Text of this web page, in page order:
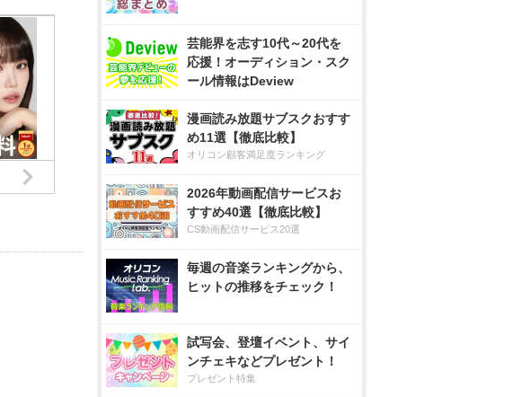
芸能界を志す10代～20代を
応援！オーディション・スク
ール情報はDeview
漫画読み放題サブスクおすす
め11選【徹底比較】
オリコン顧客満足度ランキング
2026年動画配信サービスお
すすめ40選【徹底比較】
CS動画配信サービス20選
毎週の音楽ランキングから、
ヒットの推移をチェック！
試写会、登壇イベント、サイ
ンチェキなどプレゼント！
プレゼント特集